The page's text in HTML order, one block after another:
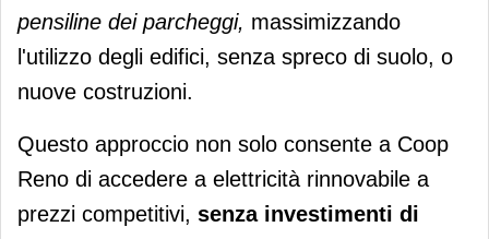
pensiline dei parcheggi, massimizzando
l'utilizzo degli edifici, senza spreco di suolo, o
nuove costruzioni.
Questo approccio non solo consente a Coop
Reno di accedere a elettricità rinnovabile a
prezzi competitivi, senza investimenti di